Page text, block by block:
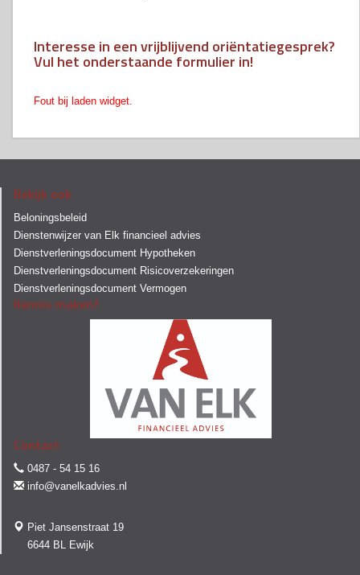
Interesse in een vrijblijvend oriëntatiegesprek?
Vul het onderstaande formulier in!
Fout bij laden widget.
Bekijk ook
Beloningsbeleid
Dienstenwijzer van Elk financieel advies
Dienstverleningsdocument Hypotheken
Dienstverleningsdocument Risicoverzekeringen
Dienstverleningsdocument Vermogen
Kennis maken?
Contact
0487 - 54 15 16
info@vanelkadvies.nl
Piet Jansenstraat 19
6644 BL Ewijk